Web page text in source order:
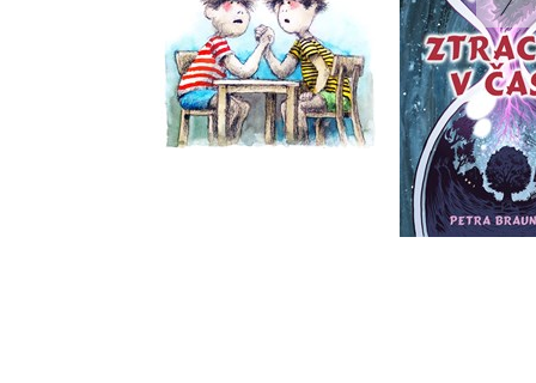
Do košíku
Do
239 Kč